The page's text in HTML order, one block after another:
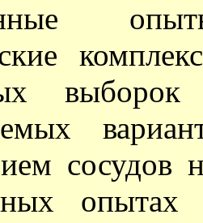
выборок
сосудов